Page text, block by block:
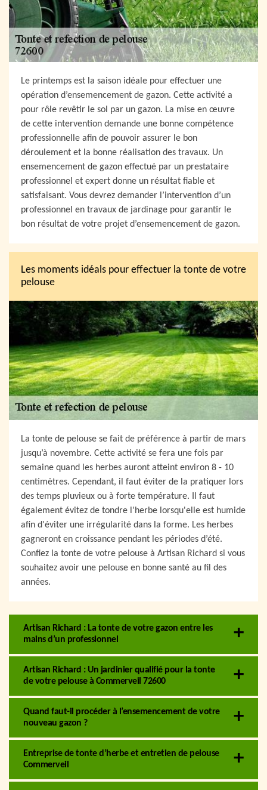
Le printemps est la saison idéale pour effectuer une
opération d’ensemencement de gazon. Cette activité a
pour rôle revêtir le sol par un gazon. La mise en œuvre
de cette intervention demande une bonne compétence
professionnelle afin de pouvoir assurer le bon
déroulement et la bonne réalisation des travaux. Un
ensemencement de gazon effectué par un prestataire
professionnel et expert donne un résultat fiable et
satisfaisant. Vous devrez demander l’intervention d’un
professionnel en travaux de jardinage pour garantir le
bon résultat de votre projet d’ensemencement de gazon.
Les moments idéals pour effectuer la tonte de votre
pelouse
La tonte de pelouse se fait de préférence à partir de mars
jusqu’à novembre. Cette activité se fera une fois par
semaine quand les herbes auront atteint environ 8 - 10
centimètres. Cependant, il faut éviter de la pratiquer lors
des temps pluvieux ou à forte température. Il faut
également évitez de tondre l'herbe lorsqu'elle est humide
afin d'éviter une irrégularité dans la forme. Les herbes
gagneront en croissance pendant les périodes d’été.
Confiez la tonte de votre pelouse à Artisan Richard si vous
souhaitez avoir une pelouse en bonne santé au fil des
années.
Artisan Richard : La tonte de votre gazon entre les
mains d’un professionnel
Artisan Richard : Un jardinier qualifié pour la tonte
de votre pelouse à Commerveil 72600
Quand faut-il procéder à l’ensemencement de votre
nouveau gazon ?
Entreprise de tonte d’herbe et entretien de pelouse
Commerveil